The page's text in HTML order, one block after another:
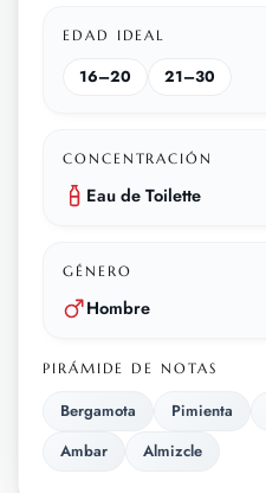
EDAD IDEAL
16–20 21–30
CONCENTRACIÓN
Eau de Toilette
GÉNERO
Hombre
PIRÁMIDE DE NOTAS
Bergamota Pimienta
Ambar
Almizcle